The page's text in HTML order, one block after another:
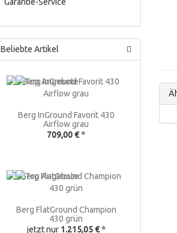
Beliebte Artikel
Berg InGround Favorit 430
Airflow grau
709,00 €*
Berg FlatGround Champion
430 grün
jetzt nur 1.215,05 € *